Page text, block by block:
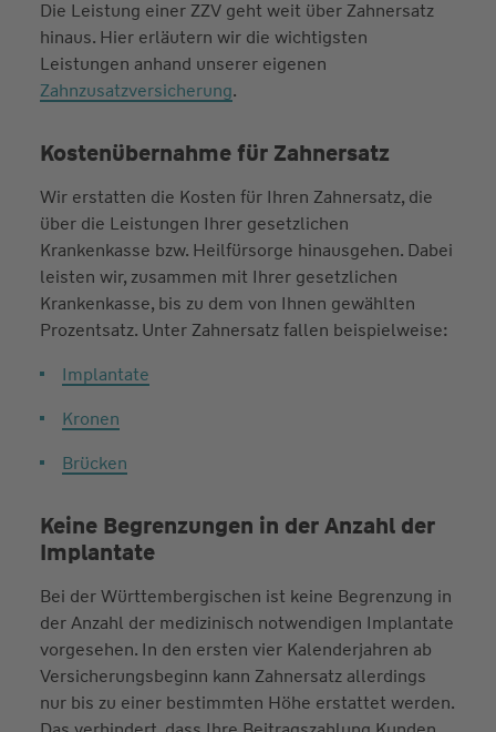
Die Leistung einer ZZV geht weit über Zahnersatz
hinaus. Hier erläutern wir die wichtigsten
Leistungen anhand unserer eigenen
Zahnzusatzversicherung.
Kostenübernahme für Zahnersatz
Wir erstatten die Kosten für Ihren Zahnersatz, die
über die Leistungen Ihrer gesetzlichen
Krankenkasse bzw. Heilfürsorge hinausgehen. Dabei
leisten wir, zusammen mit Ihrer gesetzlichen
Krankenkasse, bis zu dem von Ihnen gewählten
Prozentsatz. Unter Zahnersatz fallen beispielweise:
Implantate
Kronen
Brücken
Keine Begrenzungen in der Anzahl der
Implantate
Bei der Württembergischen ist keine Begrenzung in
der Anzahl der medizinisch notwendigen Implantate
vorgesehen. In den ersten vier Kalenderjahren ab
Versicherungsbeginn kann Zahnersatz allerdings
nur bis zu einer bestimmten Höhe erstattet werden.